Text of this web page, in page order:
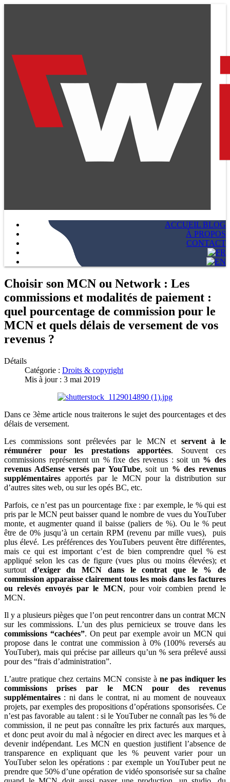
ACCUEIL BLOG
À PROPOS
CONTACT
Choisir son MCN ou Network : Les
commissions et modalités de paiement :
quel pourcentage de commission pour le
MCN et quels délais de versement de vos
revenus ?
Détails
Catégorie : Droits & copyright
Mis à jour : 3 mai 2019
Dans ce 3ème article nous traiterons le sujet des pourcentages et des
délais de versement.
Les commissions sont prélevées par le MCN et servent à le
rémunérer pour les prestations apportées. Souvent ces
commissions représentent un % fixe des revenus : soit un % des
revenus AdSense versés par YouTube, soit un % des revenus
supplémentaires apportés par le MCN pour la distribution sur
d’autres sites web, ou sur les opés BC, etc.
Parfois, ce n’est pas un pourcentage fixe : par exemple, le % qui est
pris par le MCN peut baisser quand le nombre de vues du YouTuber
monte, et augmenter quand il baisse (paliers de %). Ou le % peut
être de 0% jusqu’à un certain RPM (revenu par mille vues), puis
plus élevé. Les préférences des YouTubers peuvent être différentes,
mais ce qui est important c’est de bien comprendre quel % est
appliqué selon les cas de figure (vues plus ou moins élevées); et
surtout d’exiger du MCN dans le contrat que le % de
commission apparaisse clairement tous les mois dans les factures
ou relevés envoyés par le MCN, pour voir combien prend le
MCN.
Il y a plusieurs pièges que l’on peut rencontrer dans un contrat MCN
sur les commissions. L’un des plus pernicieux se trouve dans les
commissions “cachées”. On peut par exemple avoir un MCN qui
propose dans le contrat une commission à 0% (100% reversés au
YouTuber), mais qui précise par ailleurs qu’un % sera prélevé aussi
pour des “frais d’administration”.
L’autre pratique chez certains MCN consiste à ne pas indiquer les
commissions prises par le MCN pour des revenus
supplémentaires : ni dans le contrat, ni au moment de nouveaux
projets, par exemples des propositions d’opérations sponsorisées. Ce
n’est pas favorable au talent : si le YouTuber ne connaît pas les % de
commission, il ne peut pas connaître les prix facturés aux marques,
et donc peut avoir du mal à négocier en direct avec les marques et à
devenir indépendant. Les MCN en question justifient l’absence de
transparence en expliquant que les % peuvent varier pour un
YouTuber selon les opérations : par exemple un YouTuber peut ne
prendre que 50% d’une opération de vidéo sponsorisée sur sa chaîne